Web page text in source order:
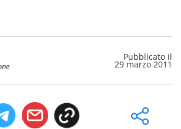
Pubblicato il
29 marzo 2011